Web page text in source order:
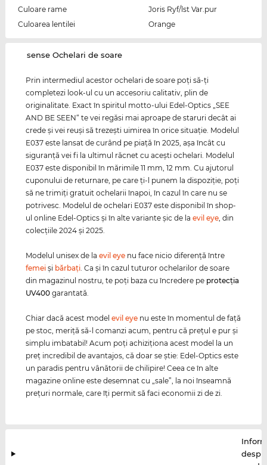
Culoare rame
Joris Ryf/lst Var.pur
Culoarea lentilei
Orange
‌sense Ochelari de soare
Prin intermediul acestor ochelari de soare poţi să-ţi
completezi look-ul cu un accesoriu calitativ, plin de
originalitate. Exact în spiritul motto-ului Edel-Optics „SEE
AND BE SEEN“ te vei regăsi mai aproape de staruri decât ai
crede şi vei reuşi să trezeşti uimirea în orice situaţie. Modelul
E037 este lansat de curând pe piaţă în 2025, aşa încât cu
siguranţă vei fi la ultimul răcnet cu aceşti ochelari. Modelul
E037 este disponibil în mărimile 11 mm, 12 mm. Cu ajutorul
cuponului de returnare, pe care ţi-l punem la dispoziţie, poţi
să ne trimiţi gratuit ochelarii înapoi, în cazul în care nu se
potrivesc. Modelul de ochelari E037 este disponibil în shop-
ul online Edel-Optics şi în alte variante şic de laevil eye , din
colecţiile 2024 şi 2025.
Modelul unisex de laevil eye nu face nicio diferenţă între
femei şi bărbaţi . Ca și în cazul tuturor ochelarilor de soare
din magazinul nostru, te poți baza cu încredere pe protecția
UV400 garantată.
Chiar dacă acest modelevil eye nu este în momentul de faţă
pe stoc, meriţă să-l comanzi acum, pentru că preţul e pur şi
simplu imbatabil! Acum poţi achiziţiona acest model la un
preţ incredibil de avantajos, că doar se ştie: Edel-Optics este
un paradis pentru vânătorii de chilipire! Ceea ce în alte
magazine online este desemnat cu „sale”, la noi înseamnă
preţuri normale, care îţi permit să faci economii zi de zi.